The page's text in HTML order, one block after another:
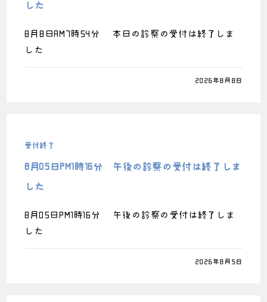
した
8月8日AM7時54分 本日の診察の受付は終了しま
した
2026年8月8日
受付終了
8月05日PM1時16分 午後の診察の受付は終了しま
した
8月05日PM1時16分 午後の診察の受付は終了しま
した
2026年8月5日